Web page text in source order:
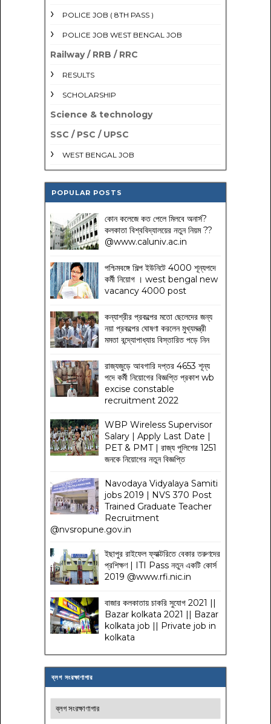
POLICE JOB ( 8TH PASS )
POLICE JOB WEST BENGAL JOB
Railway / RRB / RRC
RESULTS
SCHOLARSHIP
Science & technology
SSC / PSC / UPSC
WEST BENGAL JOB
POPULAR POSTS
কোন কলেজে কত পেলে মিলবে অনার্স?
কলকাতা বিশ্ববিদ্যালয়ের নতুন নিয়ম??
@www.caluniv.ac.in
পশ্চিমবঙ্গে শিল্প ইউনিটে 4000 শূন্যপদে
কর্মী নিয়োগ । west bengal new
vacancy 4000 post
কন্যাশ্রীর প্রকল্পের মতো ছেলেদের জন্য
নয়া প্রকল্পের ঘোষণা করলেন মুখ্যমন্ত্রী
মমতা বন্দ্যোপাধ্যায় বিস্তারিত পড়ে নিন
রাজ্যজুড়ে আবগারি দপ্তর 4653 শূন্য
পদে কর্মী নিয়োগের বিজ্ঞপ্তি প্রকাশ wb
excise constable
recruitment 2022
WBP Wireless Supervisor
Salary | Apply Last Date |
PET & PMT | রাজ্য পুলিশের 1251
জনকে নিয়োগের নতুন বিজ্ঞপ্তি
Navodaya Vidyalaya Samiti
jobs 2019 | NVS 370 Post
Trained Graduate Teacher
Recruitment
@nvsropune.gov.in
ইছাপুর রাইফেল ফ্যাক্টরিতে বেকার তরুণদের
প্রশিক্ষণ | ITI Pass নতুন একটি কোর্স
2019 @www.rfi.nic.in
বাজার কলকাতায় চাকরি সুযোগ 2021 ||
Bazar kolkata 2021 || Bazar
kolkata job || Private job in
kolkata
ব্লগ সংরক্ষাণাগার